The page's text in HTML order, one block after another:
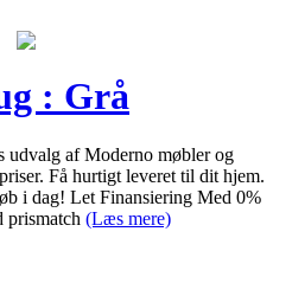
: Grå
udvalg af Moderno møbler og
Få hurtigt leveret til dit hjem.
i dag! Let Finansiering Med 0%
prismatch (Læs mere)